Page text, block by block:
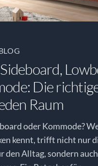
Die
Raum
oder Kommode?
kennt, trifft nicht nur
den Alltag, sondern